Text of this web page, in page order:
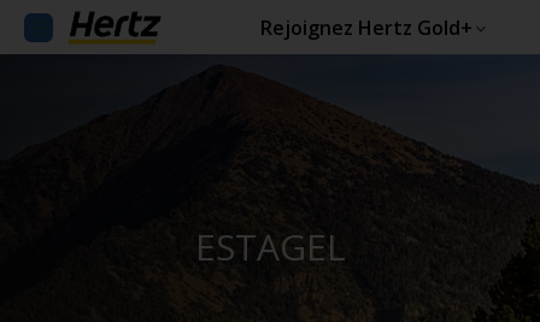
Rejoignez Hertz Gold+
ESTAGEL